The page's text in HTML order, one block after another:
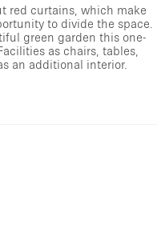
red curtains, which make
to divide the space.
green garden this one-
as chairs, tables,
an additional interior.